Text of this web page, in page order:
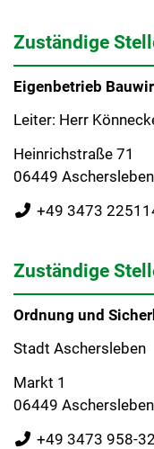
Zuständige
Eigenbetrieb
Leiter: Herr
Heinrichstraße 71
06449 Aschersleben
+49 3473
Zuständige
Ordnung und
Stadt Aschersleben
Markt 1
06449 Aschersleben
+49 3473 958-